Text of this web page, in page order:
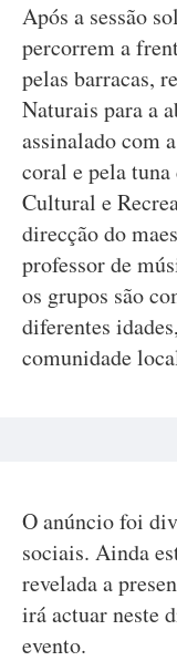
Após a sessão
percorrem a
pelas barracas,
Naturais para a
assinalado com
coral e pela
Cultural e
direcção do
professor de
os grupos são
diferentes
comunidade
O anúncio foi
sociais. Ainda
revelada a
irá actuar neste
evento.